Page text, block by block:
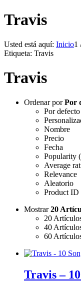
Travis
Usted está aquí: Inicio1
Etiqueta: Travis
Travis
Ordenar porPor
Por defecto
Nombre
Precio
Fecha
Popularity
Average
Relevance
Aleatorio
Product ID
Mostrar20
20
40
60
Travis –